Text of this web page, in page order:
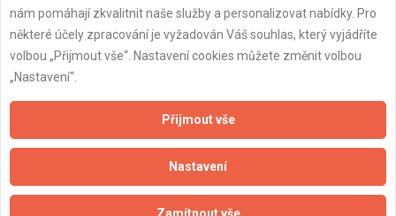
Důležité informace
Naše firmy a řemeslníci
Obchodní podmínky (rozpočtování)
Reference
Naše excelové tabulky online
nám pomáhají zkvalitnit naše služby a personalizovat nabídky. Pro
některé účely zpracování je vyžadován Váš souhlas, který vyjádříte
volbou „Přijmout vše“. Nastavení cookies můžete změnit volbou
„Nastavení“.
Přijmout vše
Nastavení